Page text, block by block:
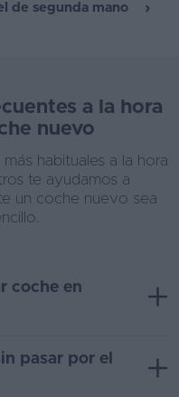
de segunda mano
a la hora
nuevo
habituales a la hora
te ayudamos a
un coche nuevo sea
coche en
pasar por el